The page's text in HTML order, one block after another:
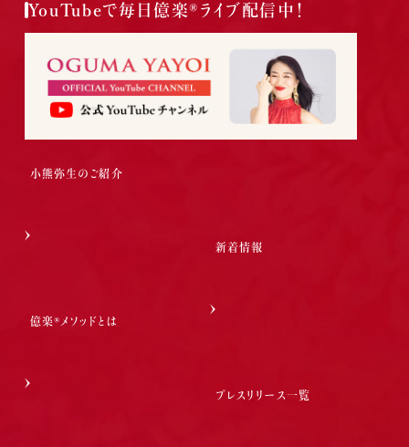
YouTubeで毎日億楽®ライブ配信中！
小熊弥生のご紹介
億楽®メソッドとは
新着情報
プレスリリース一覧